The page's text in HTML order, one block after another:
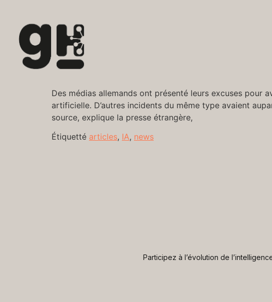
Des médias allemands ont présenté leurs excuses pour
artificielle. D’autres incidents du même type avaient
source, explique la presse étrangère,
Étiquetté articles, IA, news
Participez à l’évolution de